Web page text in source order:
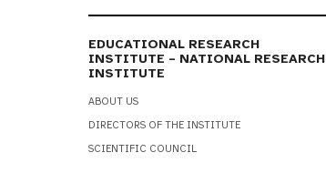
EDUCATIONAL RESEARCH
INSTITUTE – NATIONAL RESEARCH
INSTITUTE
ABOUT US
DIRECTORS OF THE INSTITUTE
SCIENTIFIC COUNCIL